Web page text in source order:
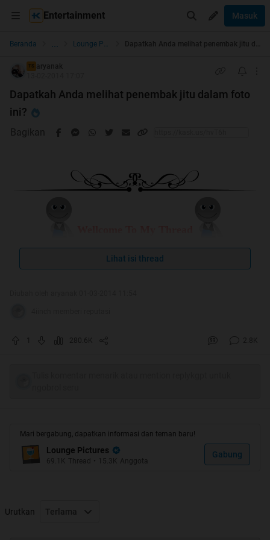
Entertainment Masuk
Beranda ... Lounge Pictures
TS aryanak
Dapatkah Anda melihat penembak jitu dalam foto
ini?
Bagikan
Lihat isi thread
280.6K 2.8K
Mari bergabung, dapatkan informasi dan teman baru!
Lounge Pictures
69.1K Thread • 15.3K Anggota
Gabung
Urutkan Terlama